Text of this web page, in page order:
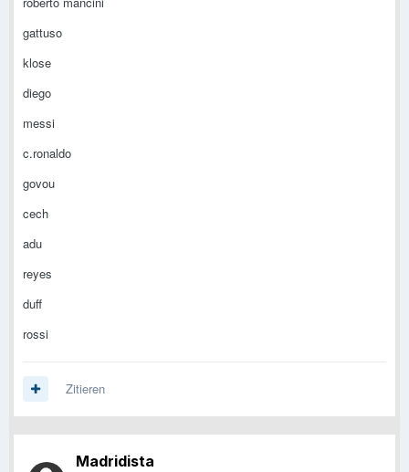
gattuso
klose
diego
messi
c.ronaldo
govou
cech
adu
reyes
duff
rossi
Zitieren
Madridista